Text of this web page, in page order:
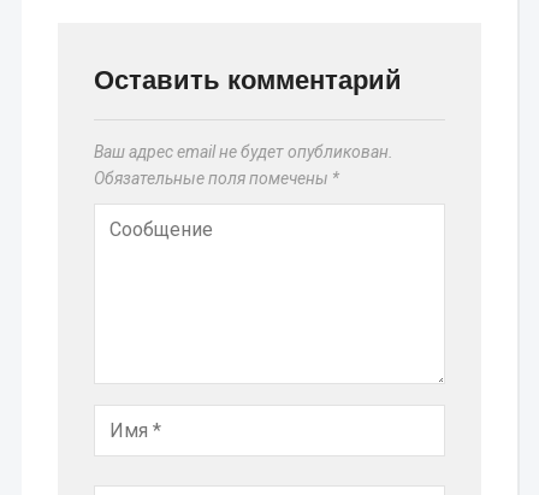
Оставить комментарий
Ваш адрес email не будет опубликован.
Обязательные поля помечены *